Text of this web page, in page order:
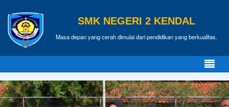
SMK NEGERI 2 KENDAL
Masa depan yang cerah dimulai dari pendidikan yang berkualitas.